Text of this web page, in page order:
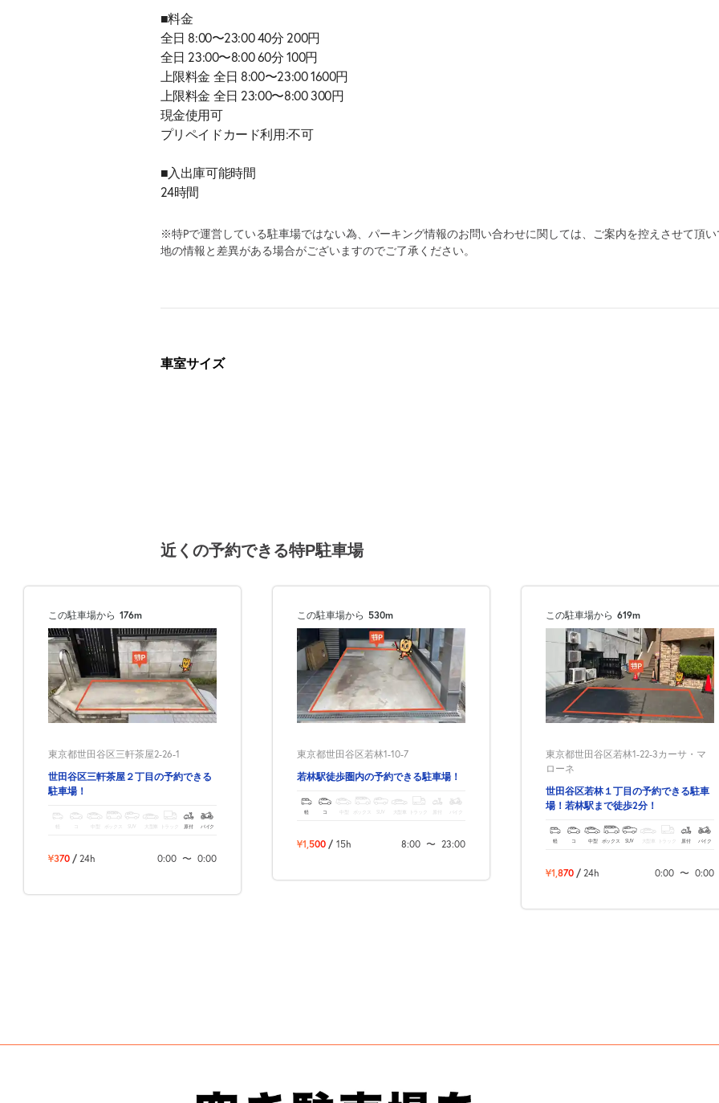
■料金
全日 8:00〜23:00 40分 200円
全日 23:00〜8:00 60分 100円
上限料金 全日 8:00〜23:00 1600円
上限料金 全日 23:00〜8:00 300円
現金使用可
プリペイドカード利用:不可
■入出庫可能時間
24時間
※特Pで運営している駐車場ではない為、パーキング情報のお問い合わせに関しては、ご案内を控えさせて頂
地の情報と差異がある場合がございますのでご了承ください。
車室サイズ
近くの予約できる特P駐車場
この駐車場から 176m
東京都世田谷区三軒茶屋2-26-1
世田谷区三軒茶屋２丁目の予約できる
駐車場！
ボックス SUV トラック 原付 バイク
¥370 / 24h 0:00 〜 0:00
この駐車場から 530m
東京都世田谷区若林1-10-7
若林駅徒歩圏内の予約できる駐車場！
軽 コ ボックス SUV トラック バイク
¥1,500 / 15h 8:00 〜 23:00
この駐車場から 619m
東京都世田谷区若林1-22-3カーサ・マ
ローネ
世田谷区若林１丁目の予約できる駐車
場！若林駅まで徒歩2分！
軽 コ 中型 ボックス SUV トラック 原付 バイク
¥1,870 / 24h 0:00 〜 0:00
を
次へ